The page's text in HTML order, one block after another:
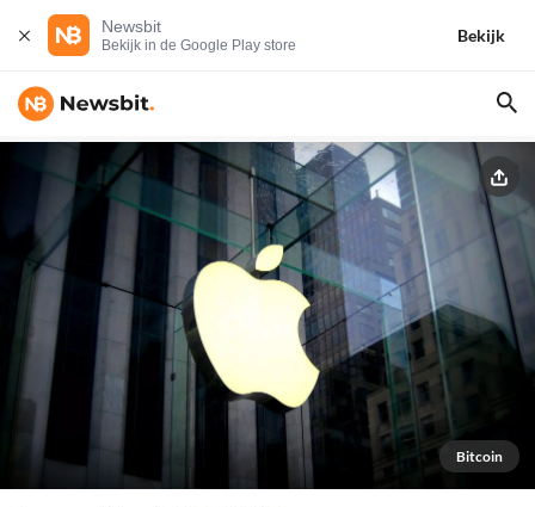
Newsbit
Bekijk in de Google Play store
Bekijk
Bitcoin